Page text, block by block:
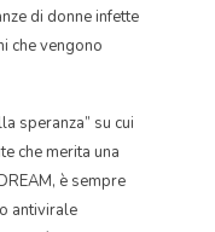
di donne infette
che vengono
speranza” su cui
che merita una
è sempre
antivirale